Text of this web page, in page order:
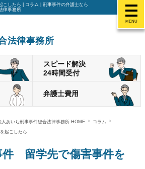
MENU
したら | コラム | 刑事事件の弁護士なら
律事務所
法律事務所
スピード解決
24時間受付
弁護士費用
あいち刑事事件総合法律事務所 HOME
コラム
起こしたら
件 留学先で傷害事件を